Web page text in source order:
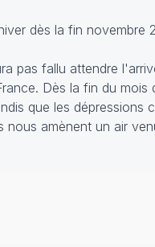
dès la fin novembre
pas fallu attendre
Dès la fin du
que les dépressions
nous amènent un air